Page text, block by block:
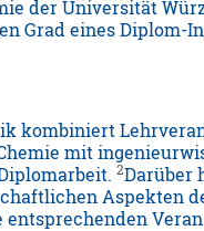
der Universität
Grad eines Diplom-
kombiniert
mit
2Darüber
Aspekten